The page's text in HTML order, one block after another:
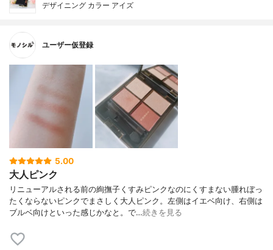
デザイニング カラー アイズ
ユーザー仮登録
5.00
大人ピンク
リニューアルされる前の絢撫子くすみピンクなのにくすまない腫れぼっ
たくならないピンクでまさしく大人ピンク。左側はイエベ向け、右側は
ブルベ向けといった感じかなと。で…続きを見る